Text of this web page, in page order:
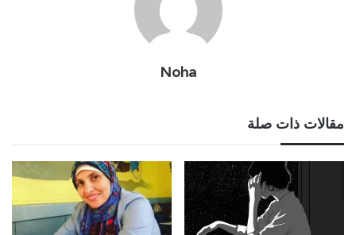
Noha
مقالات ذات صلة